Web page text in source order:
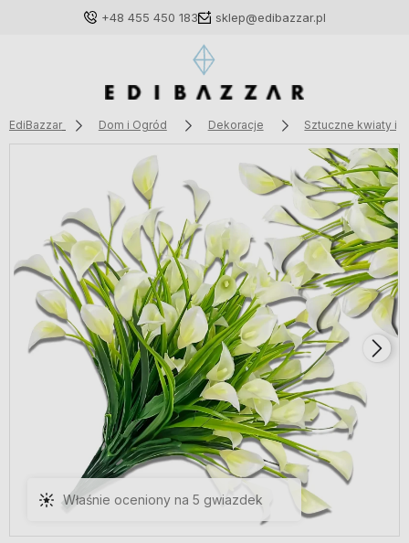
+48 455 450 183 sklep@edibazzar.pl
Załóż konto
Wybierz coś dla siebie z naszej aktualnej oferty lub
zaloguj się, aby przywrócić dodane produkty do listy
z poprzedniej sesji.
EdiBazzar Dom i Ogród Dekoracje Sztuczne kwiaty i
Piękne białe lilie, super wykonanie,
szybka dostawa i bardzo miła
obsługa, polecam serdecznie!